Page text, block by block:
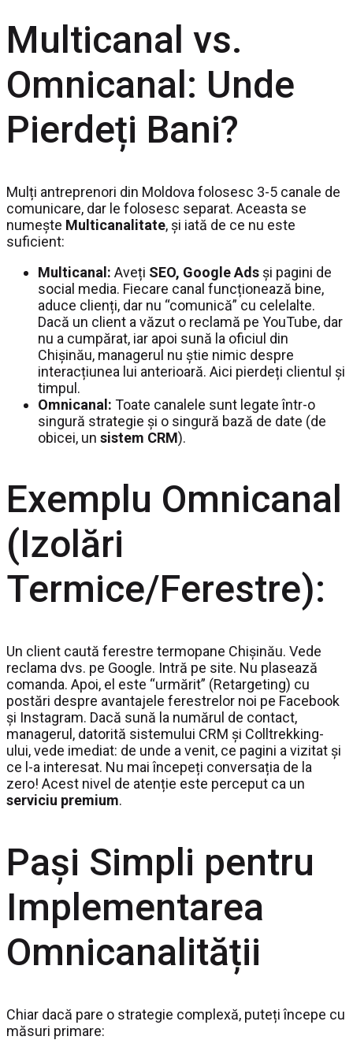
Multicanal vs.
Omnicanal: Unde
Pierdeți Bani?
Mulți antreprenori din Moldova folosesc 3-5 canale de
comunicare, dar le folosesc separat. Aceasta se
numește Multicanalitate, și iată de ce nu este
suficient:
Multicanal: Aveți SEO, Google Ads și pagini de
social media. Fiecare canal funcționează bine,
aduce clienți, dar nu “comunică” cu celelalte.
Dacă un client a văzut o reclamă pe YouTube, dar
nu a cumpărat, iar apoi sună la oficiul din
Chișinău, managerul nu știe nimic despre
interacțiunea lui anterioară. Aici pierdeți clientul și
timpul.
Omnicanal: Toate canalele sunt legate într-o
singură strategie și o singură bază de date (de
obicei, un sistem CRM).
Exemplu Omnicanal
(Izolări
Termice/Ferestre):
Un client caută ferestre termopane Chișinău. Vede
reclama dvs. pe Google. Intră pe site. Nu plasează
comanda. Apoi, el este “urmărit” (Retargeting) cu
postări despre avantajele ferestrelor noi pe Facebook
și Instagram. Dacă sună la numărul de contact,
managerul, datorită sistemului CRM și Colltrekking-
ului, vede imediat: de unde a venit, ce pagini a vizitat și
ce l-a interesat. Nu mai începeți conversația de la
zero! Acest nivel de atenție este perceput ca un
serviciu premium.
Pași Simpli pentru
Implementarea
Omnicanalității
Chiar dacă pare o strategie complexă, puteți începe cu
măsuri primare: